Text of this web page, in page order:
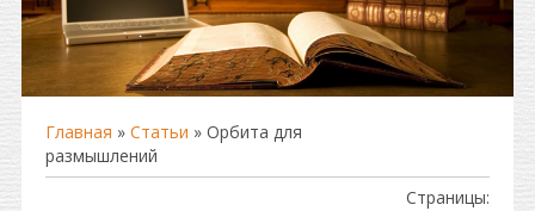
Главная » Статьи » Орбита для
размышлений
Страницы: